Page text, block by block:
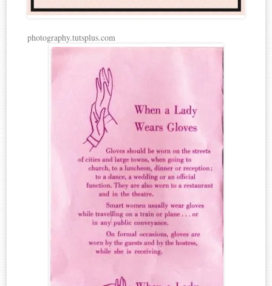
photography.tutsplus.com